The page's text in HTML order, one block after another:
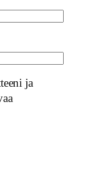
ja